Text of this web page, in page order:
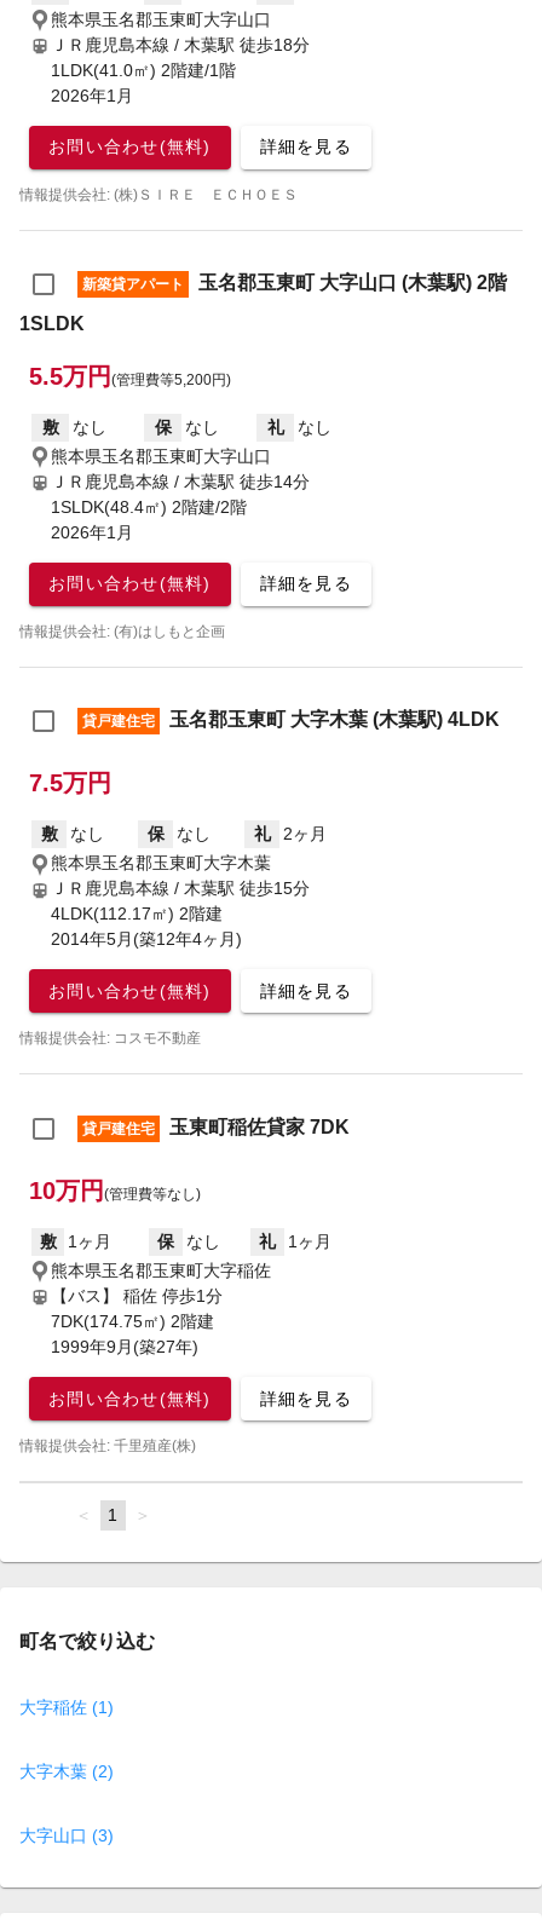
熊本県玉名郡玉東町大字山口
ＪＲ鹿児島本線 / 木葉駅 徒歩18分
1LDK(41.0㎡) 2階建/1階
2026年1月
お問い合わせ(無料) 詳細を見る
情報提供会社: (株)ＳＩＲＥ ＥＣＨＯＥＳ
新築貸アパート
玉名郡玉東町 大字山口 (木葉駅) 2階
1SLDK
5.5万円 (管理費等5,200円)
敷 なし 保 なし 礼
なし
熊本県玉名郡玉東町大字山口
ＪＲ鹿児島本線 / 木葉駅 徒歩14分
1SLDK(48.4㎡) 2階建/2階
2026年1月
お問い合わせ(無料) 詳細を見る
情報提供会社: (有)はしもと企画
貸戸建住宅 玉名郡玉東町 大字木葉 (木葉駅) 4LDK
7.5万円
敷 なし 保 なし 礼
2ヶ月
熊本県玉名郡玉東町大字木葉
ＪＲ鹿児島本線 / 木葉駅 徒歩15分
4LDK(112.17㎡) 2階建
2014年5月(築12年4ヶ月)
お問い合わせ(無料) 詳細を見る
情報提供会社: コスモ不動産
貸戸建住宅 玉東町稲佐貸家 7DK
10万円 (管理費等なし)
敷 1ヶ月 保 なし 礼
1ヶ月
熊本県玉名郡玉東町大字稲佐
【バス】 稲佐 停歩1分
7DK(174.75㎡) 2階建
1999年9月(築27年)
お問い合わせ(無料) 詳細を見る
情報提供会社: 千里殖産(株)
page
You're
page
1 page
町名で絞り込む
大字稲佐 (1)
大字木葉 (2)
大字山口 (3)